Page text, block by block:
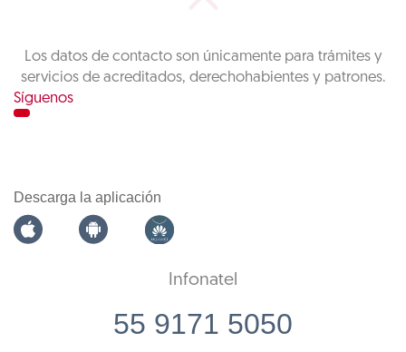
Los datos de contacto son únicamente para trámites y
servicios de acreditados, derechohabientes y patrones.
Síguenos
Descarga la aplicación
Infonatel
55 9171 5050